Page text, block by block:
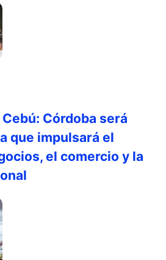
Córdoba será
que impulsará el
el comercio y la